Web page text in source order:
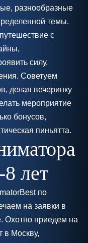
разнообразные
темы.
с
силу,
Советуем
делая вечеринку
мероприятие
бонусов,
пиньятта.
лет
по
на заявки в
Охотно приедем на
в Москву,